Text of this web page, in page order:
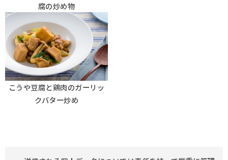
腐の炒め物
こうや豆腐と鶏肉のガーリッ
クバター炒め